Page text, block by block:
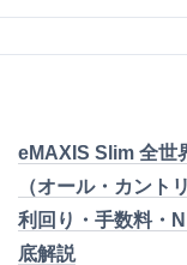
eMAXIS Slim 全世
（オール・カント
利回り・手数料・
底解説